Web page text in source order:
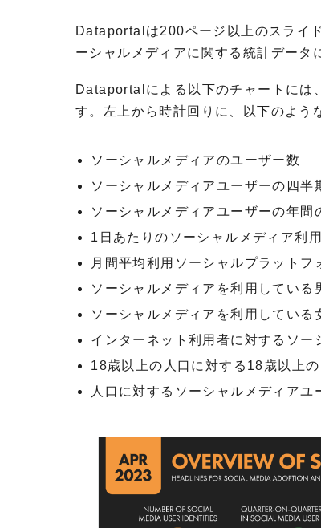
Dataportalは200ページ以上のスライ
ーシャルメディアに関する統計データ
Dataportalによる以下のチャートには
す。左上から時計回りに、以下のよう
ソーシャルメディアのユーザー数
ソーシャルメディアユーザーの四半
ソーシャルメディアユーザーの年間
1日あたりのソーシャルメディア利
月間平均利用ソーシャルプラットフ
ソーシャルメディアを利用している
ソーシャルメディアを利用している
インターネット利用者に対するソー
18歳以上の人口に対する18歳以上
人口に対するソーシャルメディアユ